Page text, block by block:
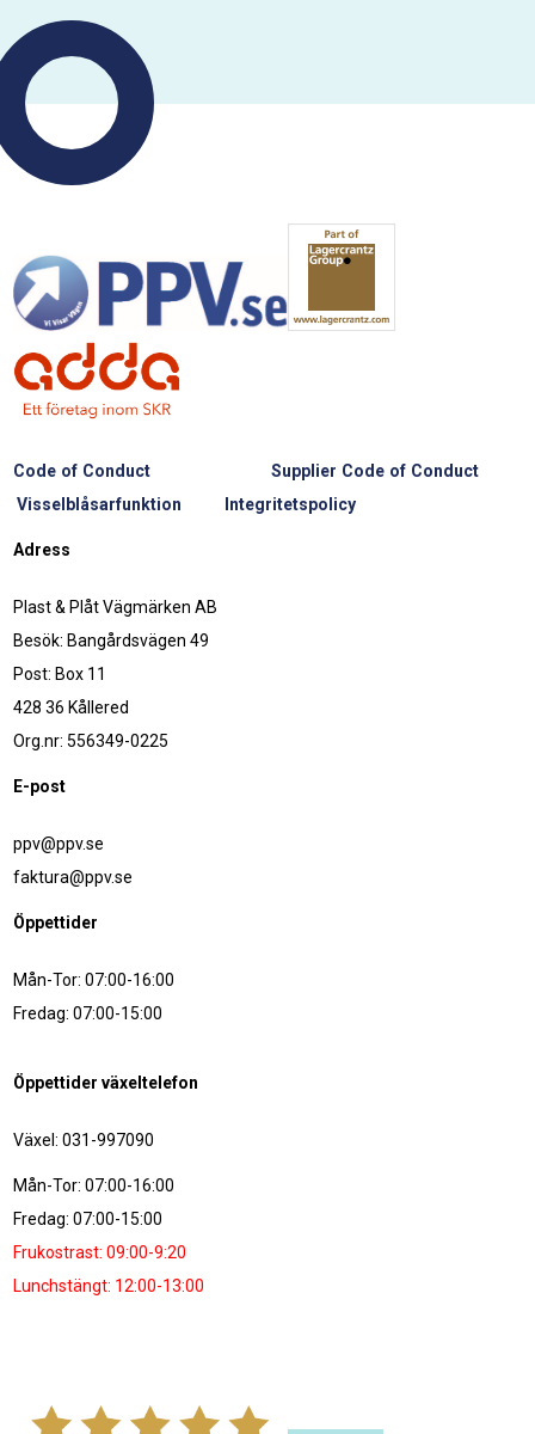
Code of Conduct
Supplier Code of Conduct
Visselblåsarfunktion
Integritetspolicy
Adress
Plast & Plåt Vägmärken AB
Besök: Bangårdsvägen 49
Post: Box 11
428 36 Kållered
Org.nr: 556349-0225
E-post
ppv@ppv.se
faktura@ppv.se
Öppettider
Mån-Tor: 07:00-16:00
Fredag: 07:00-15:00
Öppettider växeltelefon
Växel: 031-997090
Mån-Tor: 07:00-16:00
Fredag: 07:00-15:00
Frukostrast: 09:00-9:20
Lunchstängt: 12:00-13:00